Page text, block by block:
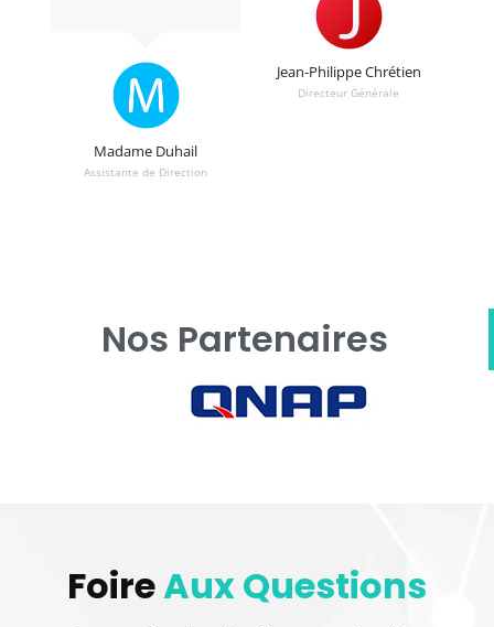
Madame Duhail
Assistante de Direction
Jean-Philippe Chrétien
Directeur Générale
Nos Partenaires
FoireAux Questions